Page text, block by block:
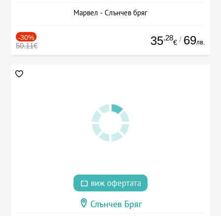
Марвел - Слънчев бряг
-30%
50.11€ 35.28
€ / 69лв.
виж офертата
Слънчев Бряг